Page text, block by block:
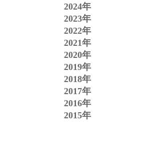
2024年
2023年
2022年
2021年
2020年
2019年
2018年
2017年
2016年
2015年